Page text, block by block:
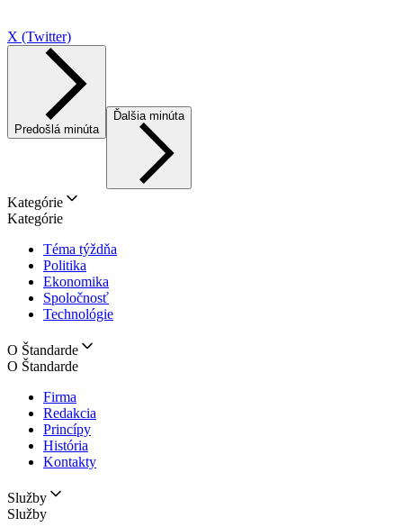
X (Twitter)
Predošlá minúta
Ďalšia minúta
Kategórie
Kategórie
Téma týždňa
Politika
Ekonomika
Spoločnosť
Technológie
O Štandarde
O Štandarde
Firma
Redakcia
Princípy
História
Kontakty
Služby
Služby